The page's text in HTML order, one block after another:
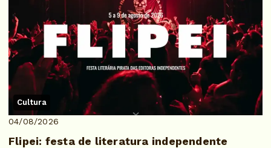
Cultura
04/08/2026
Flipei: festa de literatura independente